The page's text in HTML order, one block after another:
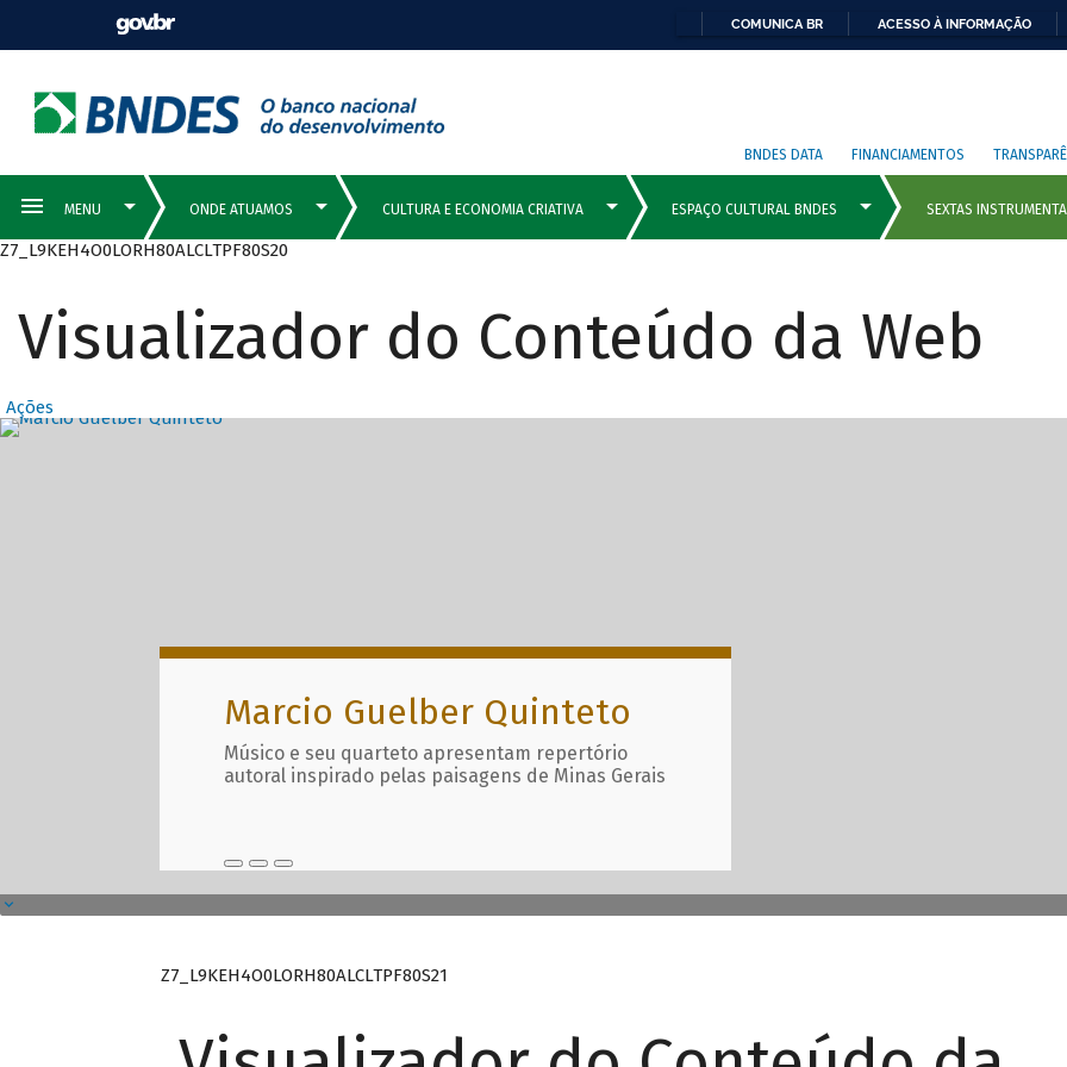
COMUNICA BR ACESSO À INFORMAÇÃO
BNDES DATA FINANCIAMENTOS
Z7_L9KEH4O0LORH80ALCLTPF80S20
Visualizador do Conteúdo da Web
Ações
Destaques Principais com
Marcio Guelber Quinteto
Músico e seu quarteto apresentam repertório
autoral inspirado pelas paisagens de Minas Gerais
Z7_L9KEH4O0LORH80ALCLTPF80S21